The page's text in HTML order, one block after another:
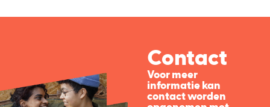
Contact
Voor meer
informatie kan
contact worden